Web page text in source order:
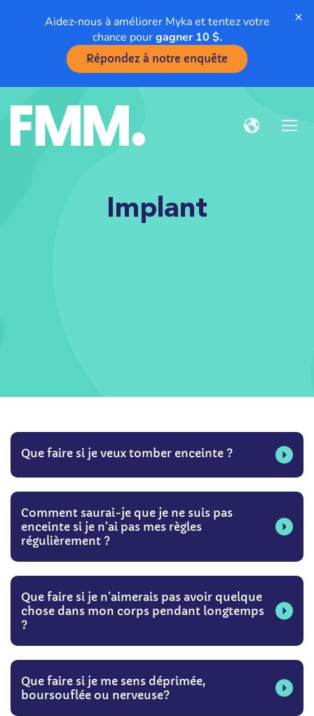
Aidez-nous à améliorer Myka et tentez votre
chance pourgagner 10 $.
Répondez à notre enquête
×
Implant
Que faire si je veux tomber enceinte ?
Comment saurai-je que je ne suis pas
enceinte si je n’ai pas mes règles
régulièrement ?
Que faire si je n’aimerais pas avoir quelque
chose dans mon corps pendant longtemps
?
Que faire si je me sens déprimée,
boursouflée ou nerveuse?